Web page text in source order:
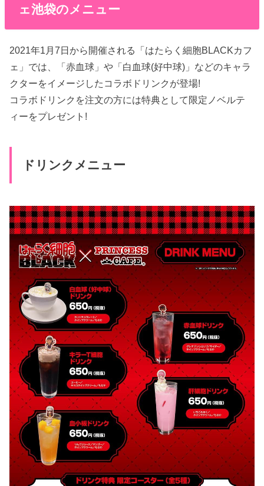
ェ池袋のメニュー
2021年1月7日から開催される「はたらく細胞BLACKカフ
ェ」では、「赤血球」や「白血球(好中球)」などのキャラ
クターをイメージしたコラボドリンクが登場!
コラボドリンクを注文の方には特典として限定ノベルテ
ィーをプレゼント!
ドリンクメニュー